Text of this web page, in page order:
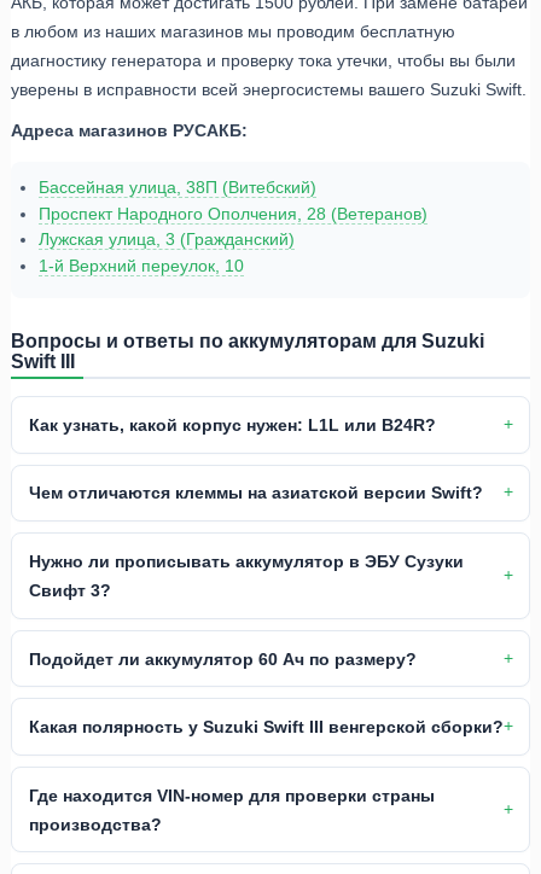
в любом из наших магазинов мы проводим бесплатную
диагностику генератора и проверку тока утечки, чтобы вы были
уверены в исправности всей энергосистемы вашего Suzuki Swift.
Адреса магазинов РУСАКБ:
Бассейная улица, 38П (Витебский)
Проспект Народного Ополчения, 28 (Ветеранов)
Лужская улица, 3 (Гражданский)
1-й Верхний переулок, 10
Вопросы и ответы по аккумуляторам для Suzuki
Swift III
Как узнать, какой корпус нужен: L1L или B24R?
Чем отличаются клеммы на азиатской версии Swift?
Нужно ли прописывать аккумулятор в ЭБУ Сузуки
Свифт 3?
Подойдет ли аккумулятор 60 Ач по размеру?
Какая полярность у Suzuki Swift III венгерской сборки?
Где находится VIN-номер для проверки страны
производства?